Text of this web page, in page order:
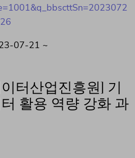
07-21 ~
터산업진흥원] 기
활용 역량 강화 과